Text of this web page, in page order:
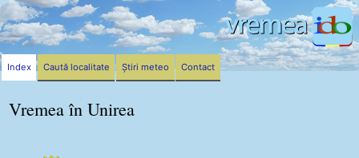
Vremea în Unirea
Index Caută localitate Știri meteo Contact